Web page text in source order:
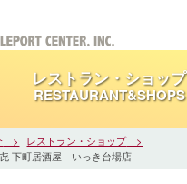
レストラン・ショップ
RESTAURANT&SHOPS
レストラン・ショップ
下町居酒屋 いっき台場店